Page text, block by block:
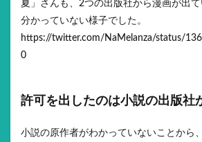
夏」さんも、2つの出版社から漫画が出
分かっていない様子でした。
https://twitter.com/NaMelanza/status/
0
許可を出したのは小説の出版社
小説の原作者がわかっていないことから